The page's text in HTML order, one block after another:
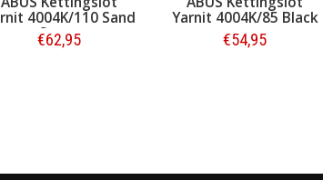
Yarnit 4004K/85 Black
€54,95
€9,95